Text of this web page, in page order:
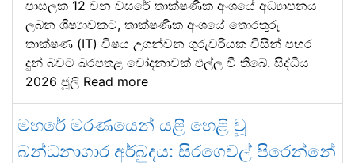
පාසලක 12 වන වසරේ තාක්ෂණික අංශයේ අධ්‍යාපනය
ලබන ශිෂ්‍යාවකට, තාක්ෂණික අංශයේ තොරතුරු
තාක්ෂණ (IT) විෂය උගන්වන ගුරුවරියක විසින් පහර
දුන් බවට බරපතළ චෝදනාවක් එල්ල වී තිබේ. සිද්ධිය
2026 ජූලි Read more
මහරේ මරණයෙන් යළි හෙළි වූ
බන්ධනාගාර අර්බුදය: සිරගෙවල් පිරෙන්නේ